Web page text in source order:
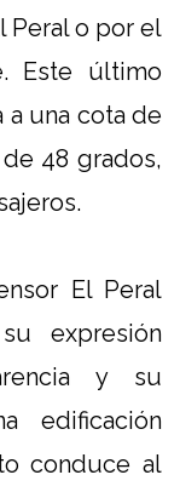
Peral o por el
Este último
una cota de
48 grados,
El Peral
expresión
y su
edificación
conduce al